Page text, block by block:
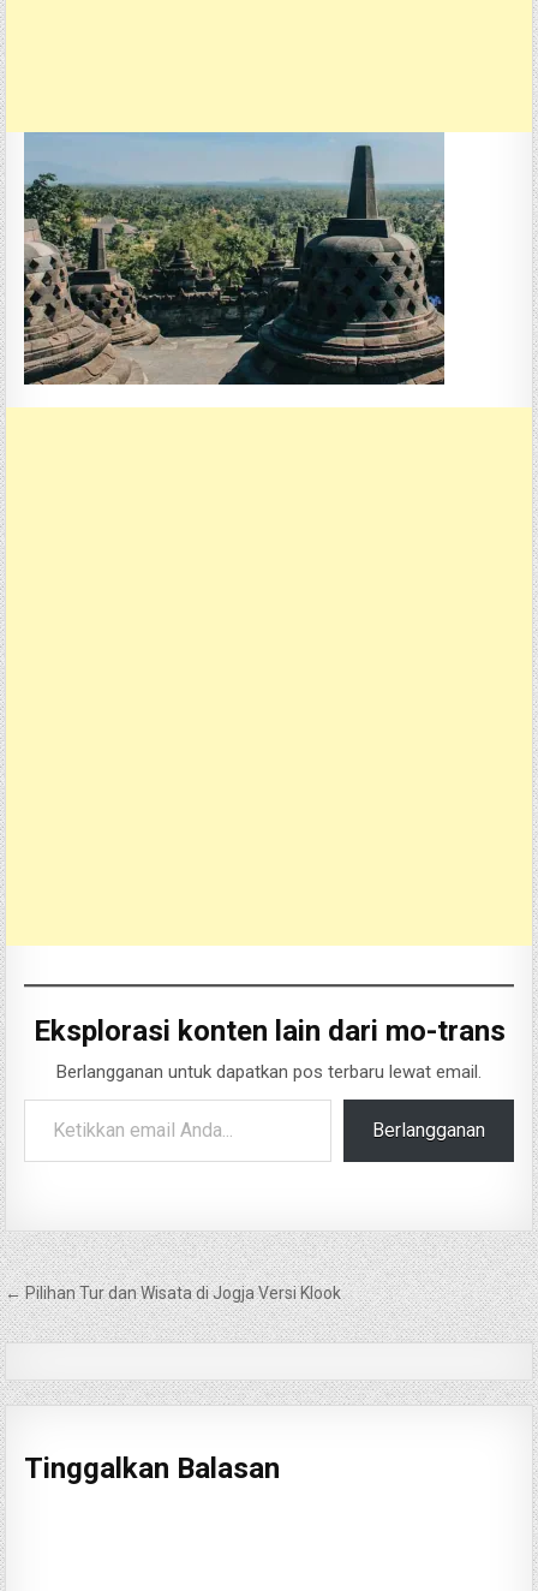
Eksplorasi konten lain dari mo-trans
Berlangganan untuk dapatkan pos terbaru lewat email.
Ketikkan email Anda...
Berlangganan
Navigasi
pos
← Pilihan Tur dan Wisata di Jogja Versi Klook
Tinggalkan Balasan